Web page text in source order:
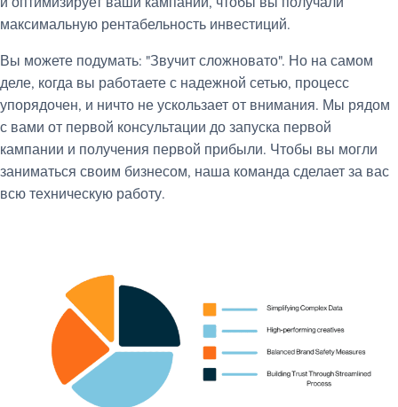
максимальную рентабельность инвестиций.
Вы можете подумать: "Звучит сложновато". Но на самом
деле, когда вы работаете с надежной сетью, процесс
упорядочен, и ничто не ускользает от внимания. Мы рядом
с вами от первой консультации до запуска первой
кампании и получения первой прибыли. Чтобы вы могли
заниматься своим бизнесом, наша команда сделает за вас
всю техническую работу.